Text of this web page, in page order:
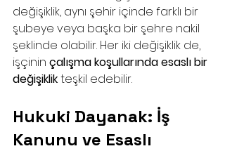
değişiklik, aynı şehir içinde farklı bir
şubeye veya başka bir şehre nakil
şeklinde olabilir. Her iki değişiklik de,
işçinin çalışma koşullarında esaslı bir
değişiklik teşkil edebilir.
Hukuki Dayanak: İş
Kanunu ve Esaslı